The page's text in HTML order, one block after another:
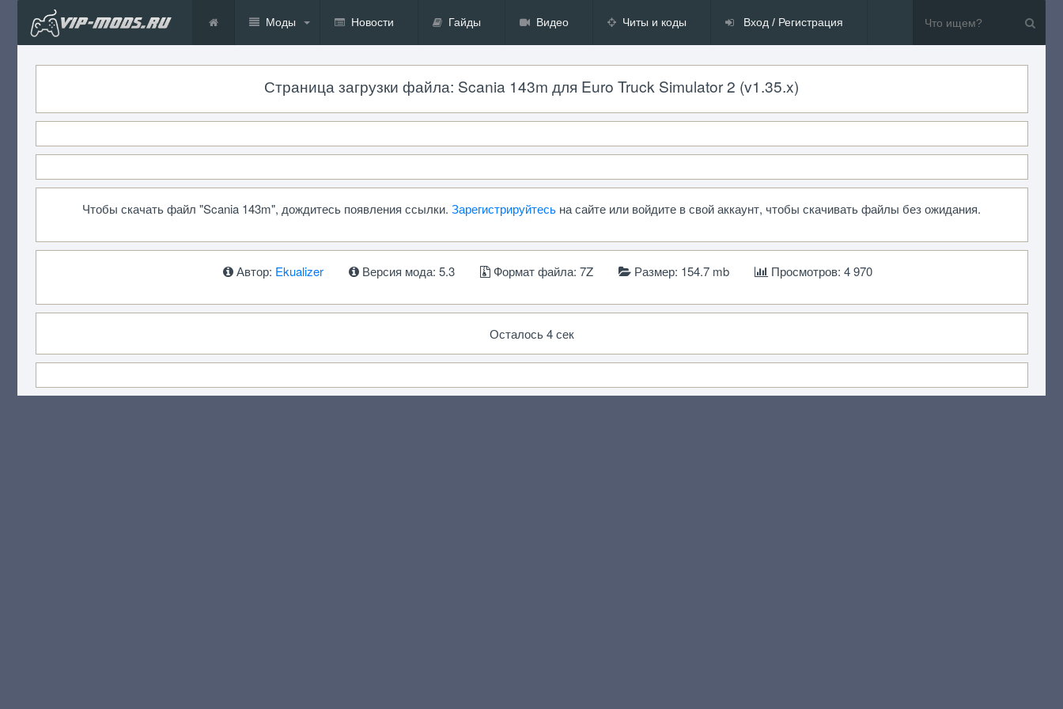
Моды Новости Гайды Видео Читы и коды Вход / Регистрация
Страница загрузки файла: Scania 143m для Euro Truck Simulator 2 (v1.35.x)
Чтобы скачать файл "Scania 143m", дождитесь появления ссылки. Зарегистрируйтесь на сайте или войдите в свой аккаунт, чтобы скачивать файлы без ожидания.
Автор: Ekualizer Версия мода: 5.3 Формат файла: 7Z Размер: 154.7 mb Просмотров: 4 970
Осталось 4 сек